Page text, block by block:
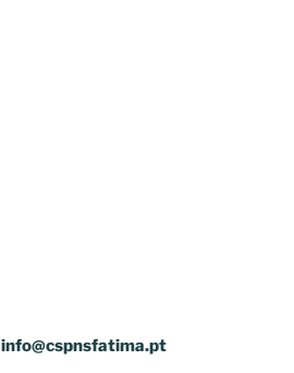
info@cspnsfatima.pt